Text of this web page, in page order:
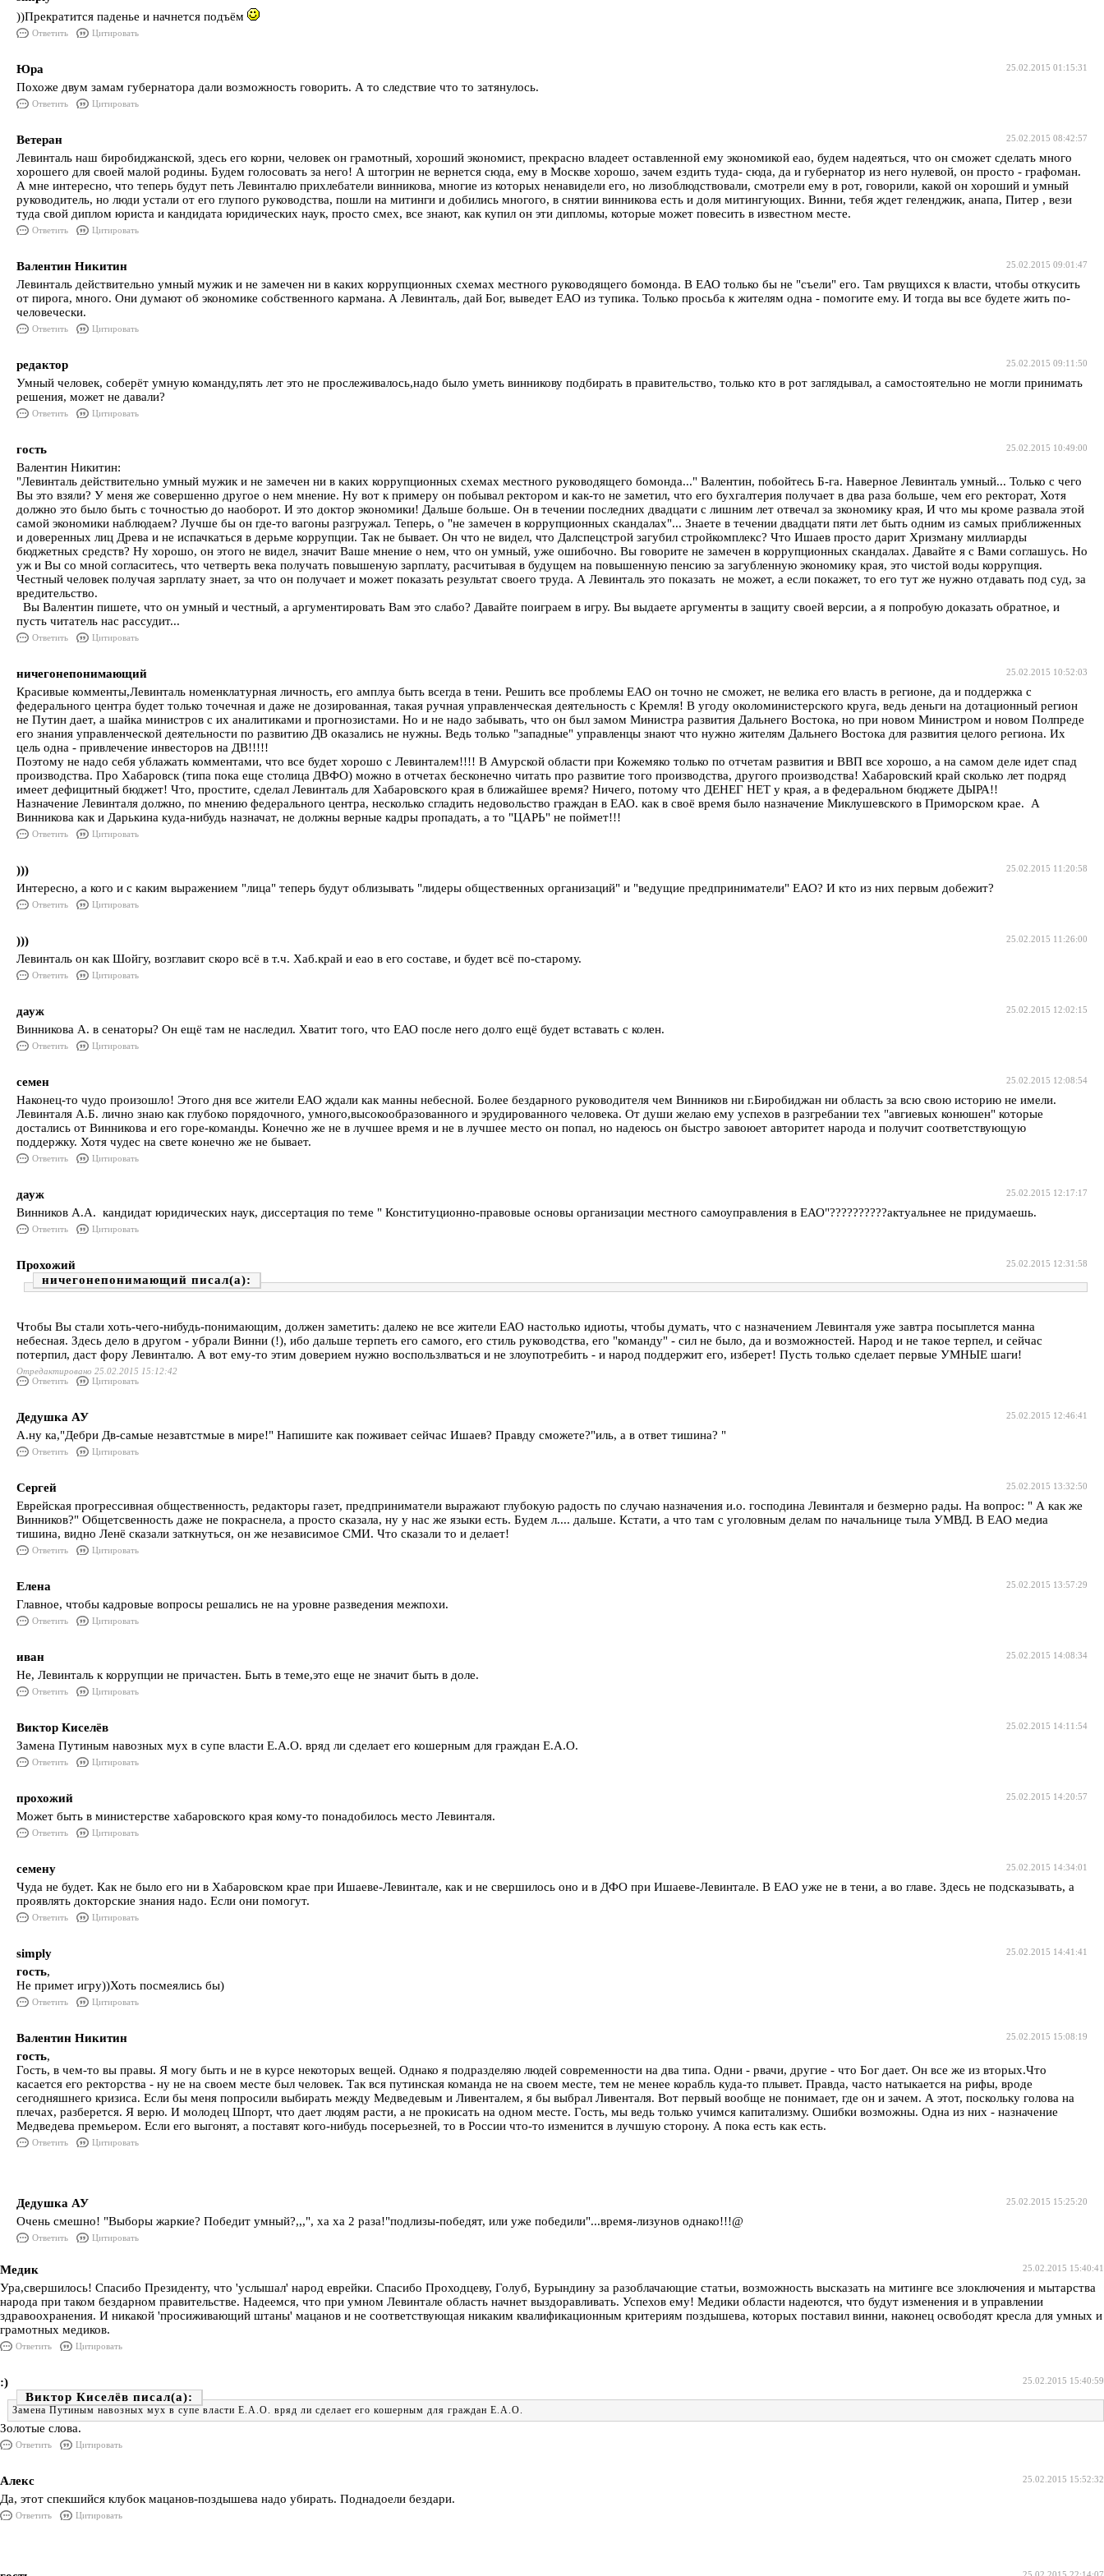
))Прекратится паденье и начнется подъём
Ответить Цитировать
25.02.2015 01:15:31
Юра
Похоже двум замам губернатора дали возможность говорить. А то следствие что то затянулось.
Ответить Цитировать
25.02.2015 08:42:57
Ветеран
Левинталь наш биробиджанской, здесь его корни, человек он грамотный, хороший экономист, прекрасно владеет оставленной ему экономикой еао, будем надеяться, что он сможет сделать много
хорошего для своей малой родины. Будем голосовать за него! А штогрин не вернется сюда, ему в Москве хорошо, зачем ездить туда- сюда, да и губернатор из него нулевой, он просто - графоман.
А мне интересно, что теперь будут петь Левинталю прихлебатели винникова, многие из которых ненавидели его, но лизоблюдствовали, смотрели ему в рот, говорили, какой он хороший и умный
руководитель, но люди устали от его глупого руководства, пошли на митинги и добились многого, в снятии винникова есть и доля митингующих. Винни, тебя ждет геленджик, анапа, Питер , вези
туда свой диплом юриста и кандидата юридических наук, просто смех, все знают, как купил он эти дипломы, которые может повесить в известном месте.
Ответить Цитировать
25.02.2015 09:01:47
Валентин Никитин
Левинталь действительно умный мужик и не замечен ни в каких коррупционных схемах местного руководящего бомонда. В ЕАО только бы не "съели" его. Там рвущихся к власти, чтобы откусить
от пирога, много. Они думают об экономике собственного кармана. А Левинталь, дай Бог, выведет ЕАО из тупика. Только просьба к жителям одна - помогите ему. И тогда вы все будете жить по-
человечески.
Ответить Цитировать
25.02.2015 09:11:50
редактор
Умный человек, соберёт умную команду,пять лет это не прослеживалось,надо было уметь винникову подбирать в правительство, только кто в рот заглядывал, а самостоятельно не могли принимать
решения, может не давали?
Ответить Цитировать
25.02.2015 10:49:00
гость
Валентин Никитин:
"Левинталь действительно умный мужик и не замечен ни в каких коррупционных схемах местного руководящего бомонда..." Валентин, побойтесь Б-га. Наверное Левинталь умный... Только с чего
Вы это взяли? У меня же совершенно другое о нем мнение. Ну вот к примеру он побывал ректором и как-то не заметил, что его бухгалтерия получает в два раза больше, чем его ректорат, Хотя
должно это было быть с точностью до наоборот. И это доктор экономики! Дальше больше. Он в течении последних двадцати с лишним лет отвечал за зкономику края, И что мы кроме развала этой
самой экономики наблюдаем? Лучше бы он где-то вагоны разгружал. Теперь, о "не замечен в коррупционных скандалах"... Знаете в течении двадцати пяти лет быть одним из самых приближенных
и доверенных лиц Древа и не испачкаться в дерьме коррупции. Так не бывает. Он что не видел, что Далспецстрой загубил стройкомплекс? Что Ишаев просто дарит Хризману миллиарды
бюджетных средств? Ну хорошо, он этого не видел, значит Ваше мнение о нем, что он умный, уже ошибочно. Вы говорите не замечен в коррупционных скандалах. Давайте я с Вами соглашусь. Но
уж и Вы со мной согласитесь, что четверть века получать повышеную зарплату, расчитывая в будущем на повышенную пенсию за загубленную экономику края, это чистой воды коррупция.
Честный человек получая зарплату знает, за что он получает и может показать результат своего труда. А Левинталь это показать не может, а если покажет, то его тут же нужно отдавать под суд, за
вредительство.
Вы Валентин пишете, что он умный и честный, а аргументировать Вам это слабо? Давайте поиграем в игру. Вы выдаете аргументы в защиту своей версии, а я попробую доказать обратное, и
пусть читатель нас рассудит...
Ответить Цитировать
25.02.2015 10:52:03
ничегонепонимающий
Красивые комменты,Левинталь номенклатурная личность, его амплуа быть всегда в тени. Решить все проблемы ЕАО он точно не сможет, не велика его власть в регионе, да и поддержка с
федерального центра будет только точечная и даже не дозированная, такая ручная управленческая деятельность с Кремля! В угоду околоминистерского круга, ведь деньги на дотационный регион
не Путин дает, а шайка министров с их аналитиками и прогнозистами. Но и не надо забывать, что он был замом Министра развития Дальнего Востока, но при новом Министром и новом Полпреде
его знания управленческой деятельности по развитию ДВ оказались не нужны. Ведь только "западные" управленцы знают что нужно жителям Дальнего Востока для развития целого региона. Их
цель одна - привлечение инвесторов на ДВ!!!!!
Поэтому не надо себя ублажать комментами, что все будет хорошо с Левинталем!!!! В Амурской области при Кожемяко только по отчетам развития и ВВП все хорошо, а на самом деле идет спад
производства. Про Хабаровск (типа пока еще столица ДВФО) можно в отчетах бесконечно читать про развитие того производства, другого производства! Хабаровский край сколько лет подряд
имеет дефицитный бюджет! Что, простите, сделал Левинталь для Хабаровского края в ближайшее время? Ничего, потому что ДЕНЕГ НЕТ у края, а в федеральном бюджете ДЫРА!!
Назначение Левинталя должно, по мнению федерального центра, несколько сгладить недовольство граждан в ЕАО. как в своё время было назначение Миклушевского в Приморском крае. А
Винникова как и Дарькина куда-нибудь назначат, не должны верные кадры пропадать, а то "ЦАРЬ" не поймет!!!
Ответить Цитировать
25.02.2015 11:20:58
)))
Интересно, а кого и с каким выражением "лица" теперь будут облизывать "лидеры общественных организаций" и "ведущие предприниматели" ЕАО? И кто из них первым добежит?
Ответить Цитировать
25.02.2015 11:26:00
)))
Левинталь он как Шойгу, возглавит скоро всё в т.ч. Хаб.край и еао в его составе, и будет всё по-старому.
Ответить Цитировать
25.02.2015 12:02:15
дауж
Винникова А. в сенаторы? Он ещё там не наследил. Хватит того, что ЕАО после него долго ещё будет вставать с колен.
Ответить Цитировать
25.02.2015 12:08:54
семен
Наконец-то чудо произошло! Этого дня все жители ЕАО ждали как манны небесной. Более бездарного руководителя чем Винников ни г.Биробиджан ни область за всю свою историю не имели.
Левинталя А.Б. лично знаю как глубоко порядочного, умного,высокообразованного и эрудированного человека. От души желаю ему успехов в разгребании тех "авгиевых конюшен" которые
достались от Винникова и его горе-команды. Конечно же не в лучшее время и не в лучшее место он попал, но надеюсь он быстро завоюет авторитет народа и получит соответствующую
поддержку. Хотя чудес на свете конечно же не бывает.
Ответить Цитировать
25.02.2015 12:17:17
дауж
Винников А.А. кандидат юридических наук, диссертация по теме " Конституционно-правовые основы организации местного самоуправления в ЕАО"??????????актуальнее не придумаешь.
Ответить Цитировать
25.02.2015 12:31:58
Прохожий
ничегонепонимающий
Чтобы Вы стали хоть-чего-нибудь-понимающим, должен заметить: далеко не все жители ЕАО настолько идиоты, чтобы думать, что с назначением Левинталя уже завтра посыплется манна
небесная. Здесь дело в другом - убрали Винни (!), ибо дальше терпеть его самого, его стиль руководства, его "команду" - сил не было, да и возможностей. Народ и не такое терпел, и сейчас
потерпил, даст фору Левинталю. А вот ему-то этим доверием нужно воспользлваться и не злоупотребить - и народ поддержит его, изберет! Пусть только сделает первые УМНЫЕ шаги!
Отредактировано 25.02.2015 15:12:42
Ответить
Цитировать
25.02.2015 12:46:41
Дедушка АУ
А.ну ка,"Дебри Дв-самые незавтстмые в мире!" Напишите как поживает сейчас Ишаев? Правду сможете?"иль, а в ответ тишина? "
Ответить Цитировать
25.02.2015 13:32:50
Сергей
Еврейская прогрессивная общественность, редакторы газет, предприниматели выражают глубокую радость по случаю назначения и.о. господина Левинталя и безмерно рады. На вопрос: " А как же
Винников?" Общетсвенность даже не покраснела, а просто сказала, ну у нас же языки есть. Будем л.... дальше. Кстати, а что там с уголовным делам по начальнице тыла УМВД. В ЕАО медиа
тишина, видно Ленё сказали заткнуться, он же независимое СМИ. Что сказали то и делает!
Ответить Цитировать
25.02.2015 13:57:29
Елена
Главное, чтобы кадровые вопросы решались не на уровне разведения межпохи.
Ответить Цитировать
25.02.2015 14:08:34
иван
Не, Левинталь к коррупции не причастен. Быть в теме,это еще не значит быть в доле.
Ответить Цитировать
25.02.2015 14:11:54
Виктор Киселёв
Замена Путиным навозных мух в супе власти Е.А.О. вряд ли сделает его кошерным для граждан Е.А.О.
Ответить Цитировать
25.02.2015 14:20:57
прохожий
Может быть в министерстве хабаровского края кому-то понадобилось место Левинталя.
Ответить Цитировать
25.02.2015 14:34:01
семену
Чуда не будет. Как не было его ни в Хабаровском крае при Ишаеве-Левинтале, как и не свершилось оно и в ДФО при Ишаеве-Левинтале. В ЕАО уже не в тени, а во главе. Здесь не подсказывать, а
проявлять докторские знания надо. Если они помогут.
Ответить Цитировать
25.02.2015 14:41:41
simply
гость,
Не примет игру))Хоть посмеялись бы)
Ответить Цитировать
25.02.2015 15:08:19
Валентин Никитин
гость,
Гость, в чем-то вы правы. Я могу быть и не в курсе некоторых вещей. Однако я подразделяю людей современности на два типа. Одни - рвачи, другие - что Бог дает. Он все же из вторых.Что
касается его ректорства - ну не на своем месте был человек. Так вся путинская команда не на своем месте, тем не менее корабль куда-то плывет. Правда, часто натыкается на рифы, вроде
сегодняшнего кризиса. Если бы меня попросили выбирать между Медведевым и Ливенталем, я бы выбрал Ливенталя. Вот первый вообще не понимает, где он и зачем. А этот, поскольку голова на
плечах, разберется. Я верю. И молодец Шпорт, что дает людям расти, а не прокисать на одном месте. Гость, мы ведь только учимся капитализму. Ошибки возможны. Одна из них - назначение
Медведева премьером. Если его выгонят, а поставят кого-нибудь посерьезней, то в России что-то изменится в лучшую сторону. А пока есть как есть.
Ответить Цитировать
25.02.2015 15:25:20
Дедушка АУ
Очень смешно! "Выборы жаркие? Победит умный?,,,", ха ха 2 раза!"подлизы-победят, или уже победили"...время-лизунов однако!!!@
Ответить Цитировать
25.02.2015 15:40:41
Медик
Ура,свершилось! Спасибо Президенту, что 'услышал' народ еврейки. Спасибо Проходцеву, Голуб, Бурындину за разоблачающие статьи, возможность высказать на митинге все злоключения и мытарства
народа при таком бездарном правительстве. Надеемся, что при умном Левинтале область начнет выздоравливать. Успехов ему! Медики области надеются, что будут изменения и в управлении
здравоохранения. И никакой 'просиживающий штаны' мацанов и не соответствующая никаким квалификационным критериям поздышева, которых поставил винни, наконец освободят кресла для умных и
грамотных медиков.
Ответить Цитировать
25.02.2015 15:40:59
:)
Виктор Киселёв
Замена Путиным навозных мух в супе власти Е.А.О. вряд ли сделает его кошерным для граждан Е.А.О.
Золотые слова.
Ответить Цитировать
25.02.2015 15:52:32
Алекс
Да, этот спекшийся клубок мацанов-поздышева надо убирать. Поднадоели бездари.
Ответить Цитировать